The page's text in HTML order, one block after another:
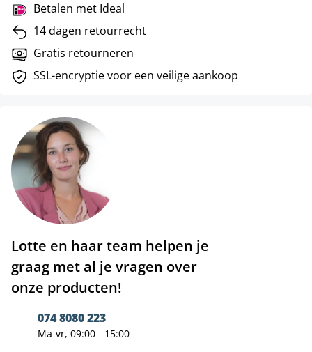
Betalen met Ideal
14 dagen retourrecht
Gratis retourneren
SSL-encryptie voor een veilige aankoop
Lotte en haar team helpen je
graag met al je vragen over
onze producten!
074 8080 223
Ma-vr, 09:00 - 15:00